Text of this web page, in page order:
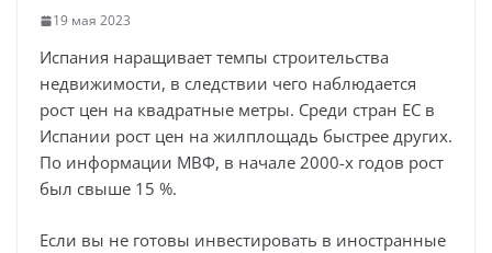
19 мая 2023
Испания наращивает темпы строительства
недвижимости, в следствии чего наблюдается
рост цен на квадратные метры. Среди стран ЕС в
Испании рост цен на жилплощадь быстрее других.
По информации МВФ, в начале 2000-х годов рост
был свыше 15 %.
Если вы не готовы инвестировать в иностранные